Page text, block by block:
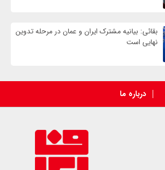
بقائی: بیانیه مشترک ایران و عمان در مرحله تدوین
نهایی است
درباره ما